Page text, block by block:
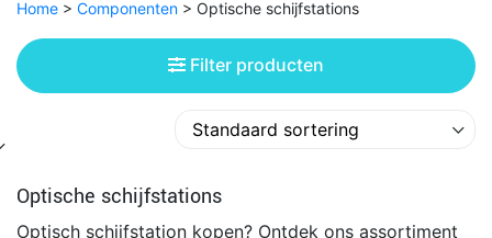
Home > Componenten > Optische schijfstations
Filter producten
Optische schijfstations
Optisch schijfstation kopen? Ontdek ons assortiment